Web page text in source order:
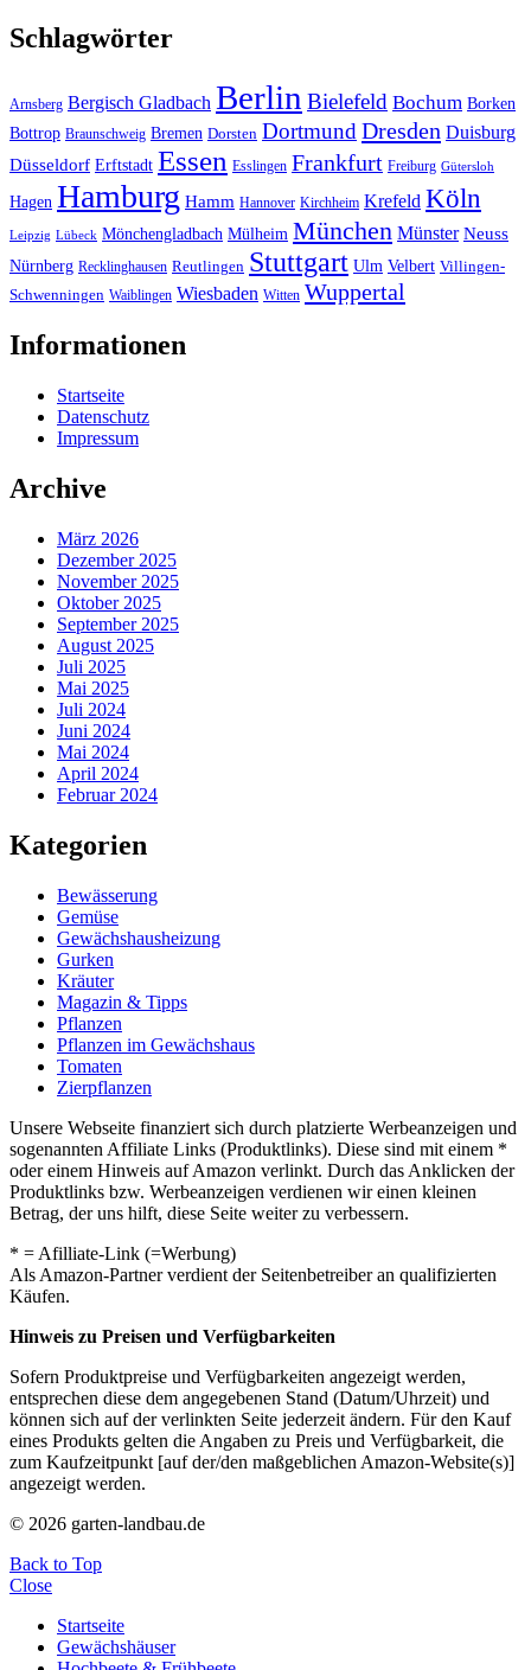
Schlagwörter
Arnsberg Bergisch Gladbach Berlin Bielefeld Bochum Borken
Bottrop Braunschweig Bremen Dorsten Dortmund Dresden Duisburg
Düsseldorf Erftstadt Essen Esslingen Frankfurt Freiburg Gütersloh
Hagen Hamburg Hamm Hannover Kirchheim Krefeld Köln
Leipzig Lübeck Mönchengladbach Mülheim München Münster Neuss
Nürnberg Recklinghausen Reutlingen Stuttgart Ulm Velbert Villingen-
Schwenningen Waiblingen Wiesbaden Witten Wuppertal
Informationen
Startseite
Datenschutz
Impressum
Archive
März 2026
Dezember 2025
November 2025
Oktober 2025
September 2025
August 2025
Juli 2025
Mai 2025
Juli 2024
Juni 2024
Mai 2024
April 2024
Februar 2024
Kategorien
Bewässerung
Gemüse
Gewächshausheizung
Gurken
Kräuter
Magazin & Tipps
Pflanzen
Pflanzen im Gewächshaus
Tomaten
Zierpflanzen
Unsere Webseite finanziert sich durch platzierte Werbeanzeigen und
sogenannten Affiliate Links (Produktlinks). Diese sind mit einem *
oder einem Hinweis auf Amazon verlinkt. Durch das Anklicken der
Produktlinks bzw. Werbeanzeigen verdienen wir einen kleinen
Betrag, der uns hilft, diese Seite weiter zu verbessern.
* = Afilliate-Link (=Werbung)
Als Amazon-Partner verdient der Seitenbetreiber an qualifizierten
Käufen.
Hinweis zu Preisen und Verfügbarkeiten
Sofern Produktpreise und Verfügbarkeiten angezeigt werden,
entsprechen diese dem angegebenen Stand (Datum/Uhrzeit) und
können sich auf der verlinkten Seite jederzeit ändern. Für den Kauf
eines Produkts gelten die Angaben zu Preis und Verfügbarkeit, die
zum Kaufzeitpunkt [auf der/den maßgeblichen Amazon-Website(s)]
angezeigt werden.
© 2026 garten-landbau.de
Back to Top
Close
Startseite
Gewächshäuser